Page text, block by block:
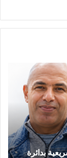
بدوار